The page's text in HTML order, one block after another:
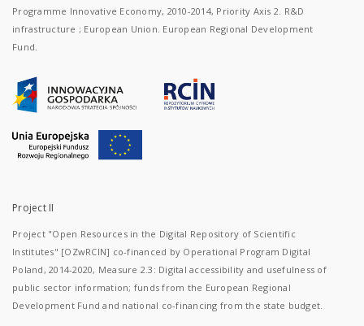
Programme Innovative Economy, 2010-2014, Priority Axis 2. R&D
infrastructure ; European Union. European Regional Development
Fund.
Project II
Project "Open Resources in the Digital Repository of Scientific
Institutes" [OZwRCIN] co-financed by Operational Program Digital
Poland, 2014-2020, Measure 2.3: Digital accessibility and usefulness of
public sector information; funds from the European Regional
Development Fund and national co-financing from the state budget.